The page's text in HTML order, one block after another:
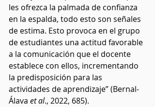
les ofrezca la palmada de confianza
en la espalda, todo esto son señales
de estima. Esto provoca en el grupo
de estudiantes una actitud favorable
a la comunicación que el docente
establece con ellos, incrementando
la predisposición para las
actividades de aprendizaje” (Bernal-
Álava et al., 2022, 685).